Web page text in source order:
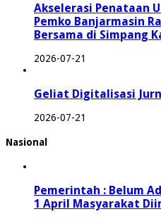
Akselerasi Penataan
Pemko Banjarmasin
Bersama di Simpang
2026-07-21
Geliat Digitalisasi
2026-07-21
Nasional
Pemerintah : Belum
1 April Masyarakat